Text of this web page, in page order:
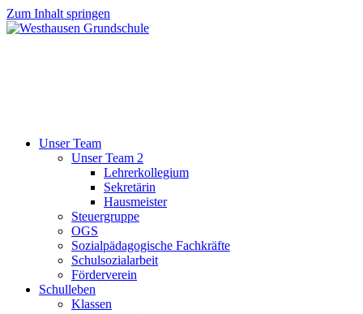
Zum Inhalt springen
Unser Team
Unser Team 2
Lehrerkollegium
Sekretärin
Hausmeister
Steuergruppe
OGS
Sozialpädagogische Fachkräfte
Schulsozialarbeit
Förderverein
Schulleben
Klassen